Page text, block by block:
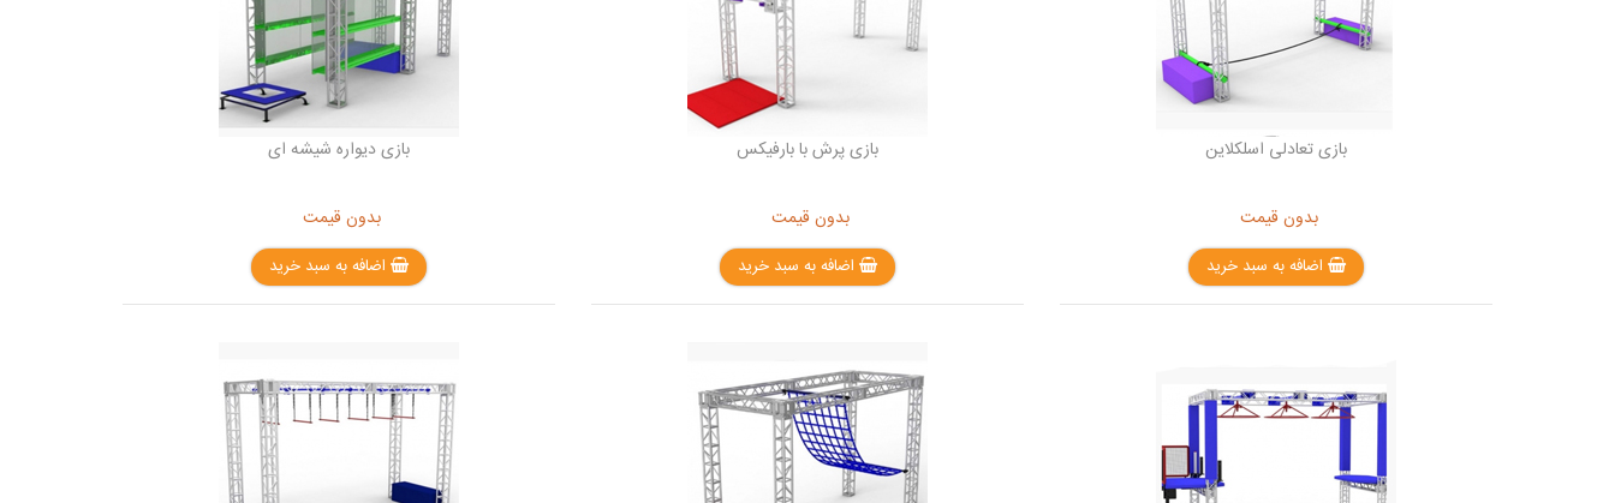
بازی تعادلی اسلکلاین
بدون قیمت
اضافه به سبد خرید
بازی پرش با بارفیکس
بدون قیمت
اضافه به سبد خرید
بازی دیواره شیشه ای
بدون قیمت
اضافه به سبد خرید